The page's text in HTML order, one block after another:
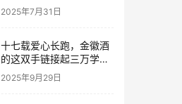
2025年7月31日
十七载爱心长跑，金徽酒
的这双手链接起三万学子
的人生路
2025年9月29日